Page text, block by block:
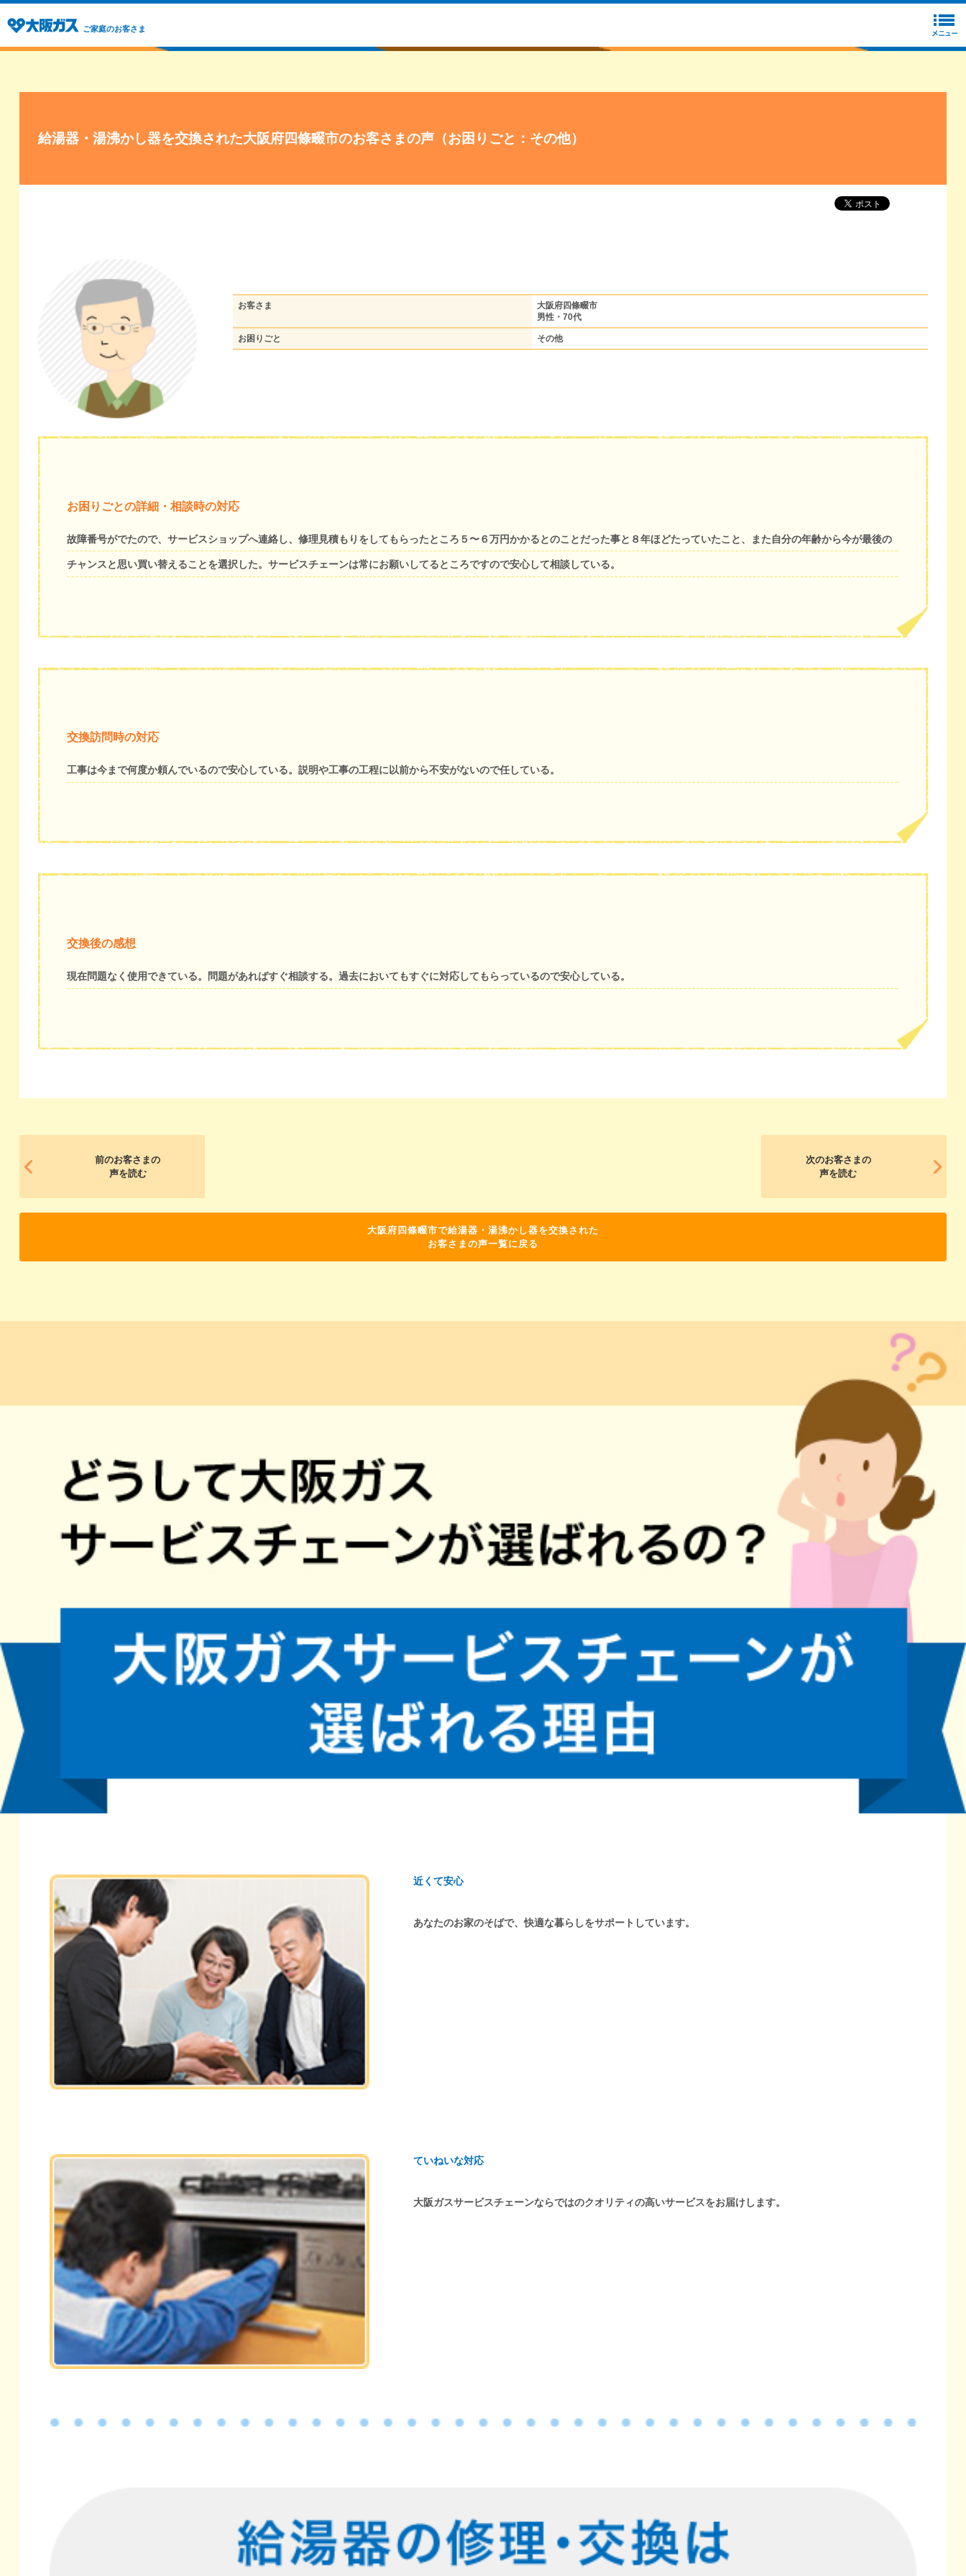
ご家庭のお客さま
給湯器・湯沸かし器を交換された大阪府四條畷市のお客さまの声（お困りごと：その他）
お客さま
大阪府四條畷市
男性・70代
お困りごと その他
お困りごとの詳細・相談時の対応
故障番号がでたので、サービスショップへ連絡し、修理見積もりをしてもらったところ５〜６万円かかるとのことだった事と８年ほどたっていたこと、また自分の年齢から今が最後の
チャンスと思い買い替えることを選択した。サービスチェーンは常にお願いしてるところですので安心して相談している。
交換訪問時の対応
工事は今まで何度か頼んでいるので安心している。説明や工事の工程に以前から不安がないので任している。
交換後の感想
現在問題なく使用できている。問題があればすぐ相談する。過去においてもすぐに対応してもらっているので安心している。
前のお客さまの
声を読む
次のお客さまの
声を読む
大阪府四條畷市で給湯器・湯沸かし器を交換された
お客さまの声一覧に戻る
近くて安心
あなたのお家のそばで、快適な暮らしをサポートしています。
ていねいな対応
大阪ガスサービスチェーンならではのクオリティの高いサービスをお届けします。